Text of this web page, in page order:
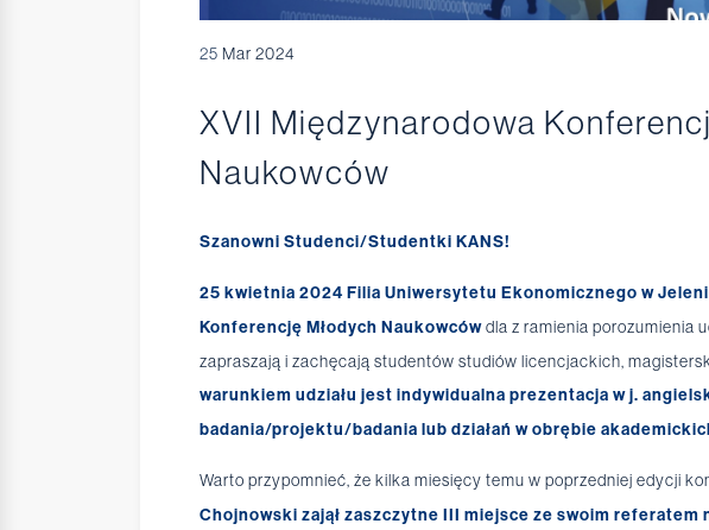
25 Mar 2024
XVII Międzynarodowa
Naukowców
Szanowni Studenci/Studentki KANS!
25 kwietnia 2024 Filia Uniwersytetu Ekonomicznego w
Konferencję Młodych Naukowcówdla z ramienia porozumienia
zapraszają i zachęcają studentów studiów licencjackich,
warunkiem udziału jest indywidualna prezentacja w j.
badania/projektu/badania lub działań w obrębie
Warto przypomnieć, że kilka miesięcy temu w poprzedniej edycji
Chojnowski zajął zaszczytne III miejsce ze swoim referatem